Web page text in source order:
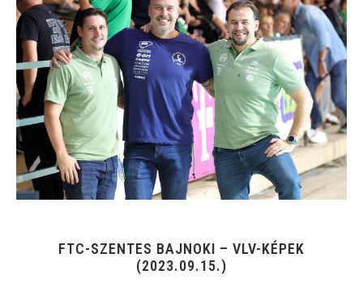
FTC-SZENTES BAJNOKI – VLV-KÉPEK
(2023.09.15.)